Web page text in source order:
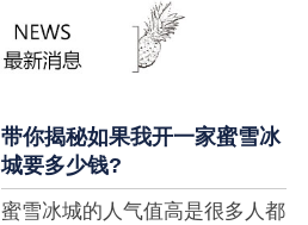
带你揭秘如果我开一家蜜雪冰
城要多少钱?
蜜雪冰城的人气值高是很多人都